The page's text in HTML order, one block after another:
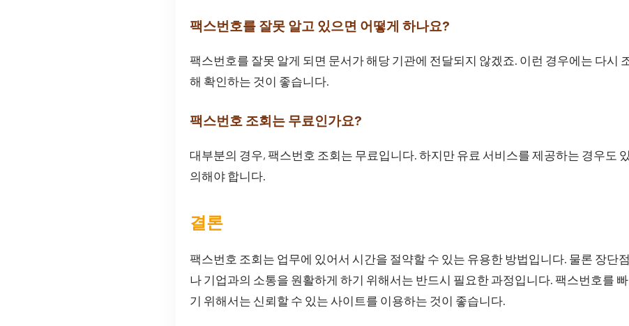
팩스번호를 잘못 알고 있으면 어떻게 하나요?
팩스번호를 잘못 알게 되면 문서가 해당 기관에 전달되지 않겠죠. 이런 경우에는 다시
해 확인하는 것이 좋습니다.
팩스번호 조회는 무료인가요?
대부분의 경우, 팩스번호 조회는 무료입니다. 하지만 유료 서비스를 제공하는 경우도
의해야 합니다.
결론
팩스번호 조회는 업무에 있어서 시간을 절약할 수 있는 유용한 방법입니다. 물론 장단
나 기업과의 소통을 원활하게 하기 위해서는 반드시 필요한 과정입니다. 팩스번호를
기 위해서는 신뢰할 수 있는 사이트를 이용하는 것이 좋습니다.